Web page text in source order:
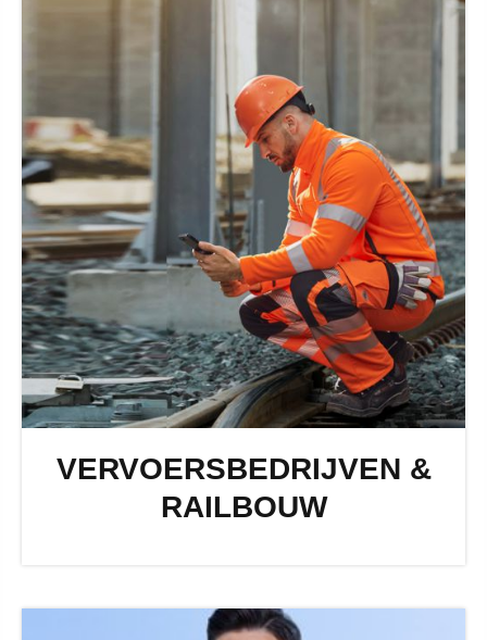
VERVOERSBEDRIJVEN &
RAILBOUW